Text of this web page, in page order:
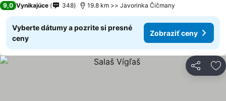
9,0 Vynikajúce 348 19.8 km >> Javorinka Čičmany
Vyberte dátumy a pozrite si presné
ceny
Zobraziť ceny
Zdieľať